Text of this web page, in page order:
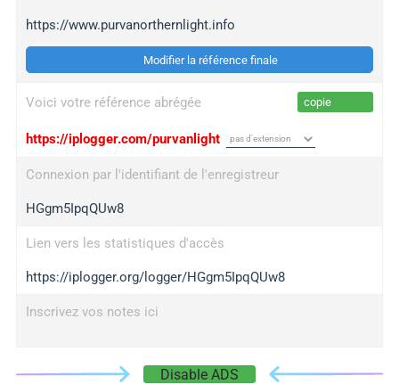
https://www.purvanorthernlight.info
Modifier la référence finale
Voici votre référence abrégée copie
https://iplogger.com/purvanlight
Connexion par l'identifiant de l'enregistreur
HGgm5IpqQUw8
Lien vers les statistiques d'accès
https://iplogger.org/logger/HGgm5IpqQUw8
Inscrivez vos notes ici
Disable ADS